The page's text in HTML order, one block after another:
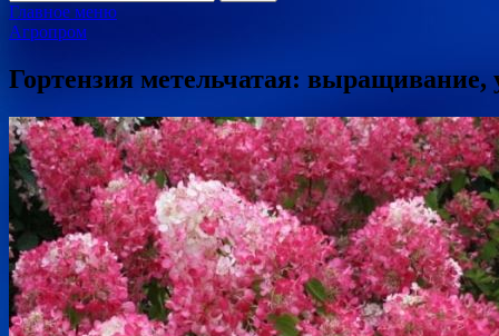
Главное меню
Агропром
Гортензия метельчатая: выращивание,